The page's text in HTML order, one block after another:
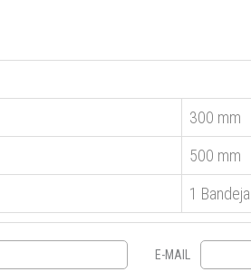
300 mm
500 mm
1 Bandeja
E-MAIL